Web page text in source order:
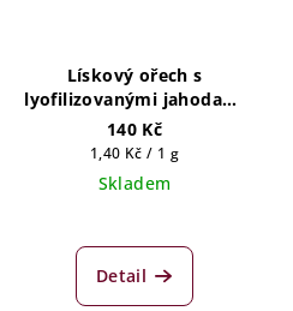
Lískový ořech s
lyofilizovanými jahodami
100g (5 porcí)
140 Kč
Měrná
cena:
1,40 Kč / 1 g
Skladem
Detail